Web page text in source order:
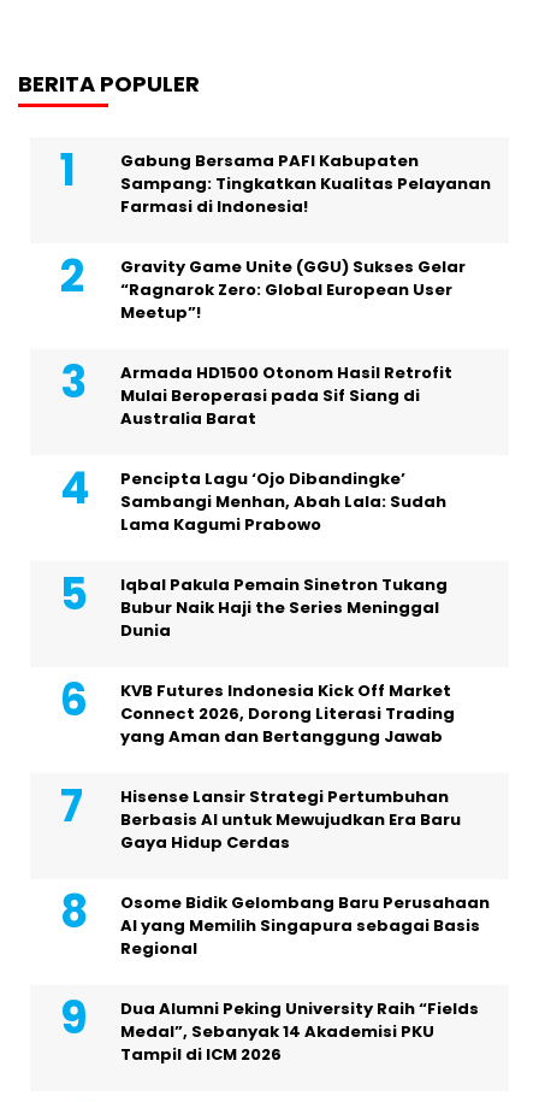
BERITA POPULER
Gabung Bersama PAFI Kabupaten
Sampang: Tingkatkan Kualitas Pelayanan
Farmasi di Indonesia!
Gravity Game Unite (GGU) Sukses Gelar
“Ragnarok Zero: Global European User
Meetup”!
Armada HD1500 Otonom Hasil Retrofit
Mulai Beroperasi pada Sif Siang di
Australia Barat
Pencipta Lagu ‘Ojo Dibandingke’
Sambangi Menhan, Abah Lala: Sudah
Lama Kagumi Prabowo
Iqbal Pakula Pemain Sinetron Tukang
Bubur Naik Haji the Series Meninggal
Dunia
KVB Futures Indonesia Kick Off Market
Connect 2026, Dorong Literasi Trading
yang Aman dan Bertanggung Jawab
Hisense Lansir Strategi Pertumbuhan
Berbasis AI untuk Mewujudkan Era Baru
Gaya Hidup Cerdas
Osome Bidik Gelombang Baru Perusahaan
AI yang Memilih Singapura sebagai Basis
Regional
Dua Alumni Peking University Raih “Fields
Medal”, Sebanyak 14 Akademisi PKU
Tampil di ICM 2026